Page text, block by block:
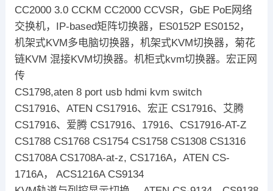
CC2000 3.0 CCKM CC2000 CCVSR，GbE PoE网络
交换机，IP-based矩阵切换器，ES0152P ES0152，
机架式KVM多电脑切换器，机架式KVM切换器，菊花
链KVM 混接KVM切换器。机柜式kvm切换器。宏正网
传
CS1798,aten 8 port usb hdmi kvm switch
CS17916、ATEN CS17916、宏正 CS17916、艾腾
CS17916、爱腾 CS17916、17916、CS17916-AT-Z
CS1788 CS1768 CS1754 CS1758 CS1308 CS1316
CS1708A CS1708A-at-z, CS1716A，ATEN CS-
1716A， ACS1216A CS9134